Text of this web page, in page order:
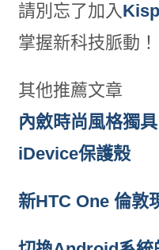
請別忘了加入
掌握新科技脈動！
其他推薦文章
內斂時尚風格獨
iDevice保護殼
新HTC One 倫敦